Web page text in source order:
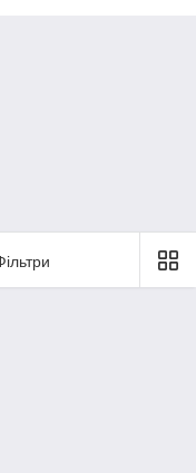
для інших
Espero —
можливості